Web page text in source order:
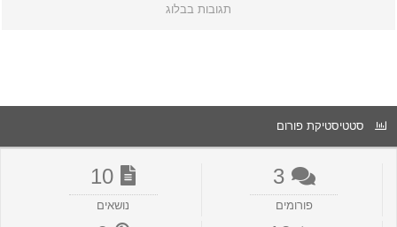
תגובות בבלוג
סטטיסטיקת פורום
3
פורומים
10
נושאים